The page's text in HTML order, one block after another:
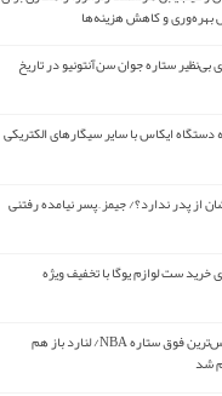
بهره‌وری و کاهش هزینه‌ها
بی‌نظیر ستاره جوان سن‌آنتونیو در تاریخ
دستگاه ایکاس با سایر سیگارهای الکتریکی
از پدر ندارد؟/ جیمز ِ پسر نیامده رفتنی
خرید ست لوازم یوگا با تخفیف ویژه
بدشانس‌ترین فوق ستاره NBA/ لنارد باز هم
شد